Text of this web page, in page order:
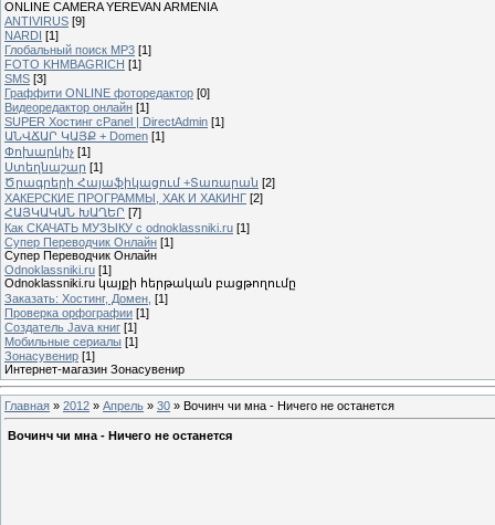
ONLINE CAMERA YEREVAN ARMENIA
ANTIVIRUS [9]
NARDI [1]
Глобальный поиск MP3 [1]
FOTO KHMBAGRICH [1]
SMS [3]
Граффити ONLINE фоторедактор [0]
Видеоредактор онлайн [1]
SUPER Xостинг cPanel | DirectAdmin [1]
ԱՆՎՃԱՐ ԿԱՅՔ + Domen [1]
Փոխարկիչ [1]
Ստեղնաշար [1]
Ծրագրերի Հայաֆիկացում +Տառարան [2]
ХАКЕРСКИЕ ПРОГРАММЫ, ХАК И ХАКИНГ [2]
ՀԱՅԿԱԿԱՆ ԽԱՂԵՐ [7]
Как СКАЧАТЬ МУЗЫКУ с odnoklassniki.ru [1]
Cупер Переводчик Oнлайн [1]
Cупер Переводчик Oнлайн
Odnoklassniki.ru [1]
Odnoklassniki.ru կայքի հերթական բացթողումը
Заказать: Хостинг, Домен, [1]
Проверка орфографии [1]
Создатель Java книг [1]
Мобильные сериалы [1]
Зонасувенир [1]
Интернет-магазин Зонасувенир
Главная » 2012 » Апрель » 30 » Вочинч чи мна - Ничего не останется
Вочинч чи мна - Ничего не останется